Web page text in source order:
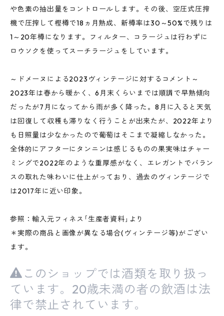
や色素の抽出量をコントロールします。その後、空圧式圧搾
機で圧搾して樫樽で18ヵ月熟成、新樽率は30～50%で残りは
1～20年樽になります。フィルター、コラージュは行わずに
ロウソクを使ってスーチラージュをしています。
～ドメーヌによる2023ヴィンテージに対するコメント～
2023年は春から暖かく、6月末くらいまでは順調で早熟傾向
だったが7月になってから雨が多く降った。8月に入ると天気
は回復して収穫も滞りなく行うことが出来たが、2022年より
も日照量は少なかったので葡萄はそこまで凝縮しなかった。
全体的にアフターにタンニンは感じるものの果実味はチャー
ミングで2022年のような重厚感がなく、エレガントでバラン
スの取れた味わいに仕上がっており、過去のヴィンテージで
は2017年に近い印象。
参照：輸入元フィネス｢生産者資料｣より
＊実際の商品と画像が異なる場合(ヴィンテージ等)がござい
ます。
このショップでは酒類を取り扱っ
ています。20歳未満の者の飲酒は法
律で禁止されています。